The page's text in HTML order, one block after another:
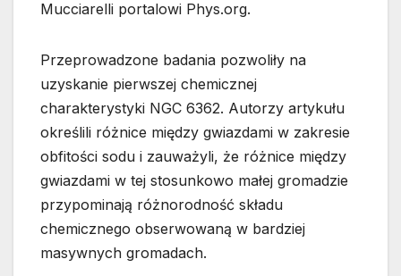
Mucciarelli portalowi Phys.org.
Przeprowadzone badania pozwoliły na
uzyskanie pierwszej chemicznej
charakterystyki NGC 6362. Autorzy artykułu
określili różnice między gwiazdami w zakresie
obfitości sodu i zauważyli, że różnice między
gwiazdami w tej stosunkowo małej gromadzie
przypominają różnorodność składu
chemicznego obserwowaną w bardziej
masywnych gromadach.